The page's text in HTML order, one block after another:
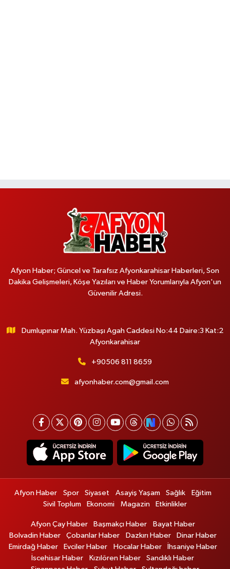
Afyon Haber; Güncel ve Tarafsız Afyonkarahisar Haberleri, Son
Dakika Gelişmeleri, Köşe Yazıları ve Haber Yorumlarıyla Afyon'un
Güvenilir Adresi.
Dumlupınar Mah. Yüzbaşı Agah Caddesi No:44 Daire:3 Kat:2
Afyonkarahisar
+90506 811 8659
afyonhaber.com@gmail.com
Afyon Haber Spor Siyaset Asayiş Yaşam Sağlık
Eğitim
Sivil Toplum
Ekonomi Magazin Etkinlikler
Afyon Çay Haber Başmakçı Haber
Bayat Haber
Bolvadin Haber
Çobanlar Haber Dazkırı Haber
Dinar Haber
Emirdağ Haber
Evciler Haber Hocalar Haber
İhsaniye Haber
İscehisar Haber
Kızılören Haber
Sandıklı Haber